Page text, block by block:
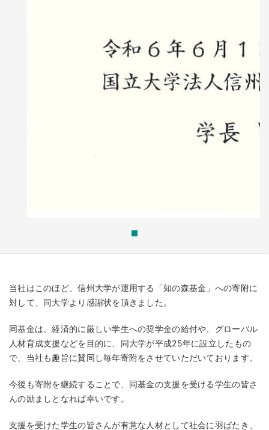
当社はこのほど、信州大学が運用する「知の森基金」への寄附に
対して、同大学より感謝状を頂きました。
同基金は、経済的に厳しい学生への奨学金の給付や、グローバル
人材育成支援などを目的に、同大学が平成25年に設立したもの
で、当社も趣旨に賛同し毎年寄附をさせていただいております。
今後も寄附を継続することで、同基金の支援を受ける学生の皆さ
んの励ましとなれば幸いです。
支援を受けた学生の皆さんが有意な人材として社会に羽ばたき、